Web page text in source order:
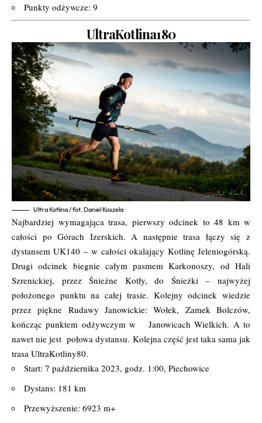
Punkty odżywcze: 9
UltraKotlina180
Ultra Kotlina / fot. Daniel Koszela
Najbardziej wymagająca trasa, pierwszy odcinek to 48 km w
całości po Górach Izerskich. A następnie trasa łączy się z
dystansem UK140 – w całości okalający Kotlinę Jeleniogórską.
Drugi odcinek biegnie całym pasmem Karkonoszy, od Hali
Szrenickiej, przez Śnieżne Kotły, do Śnieżki – najwyżej
położonego punktu na całej trasie. Kolejny odcinek wiedzie
przez piękne Rudawy Janowickie: Wołek, Zamek Bolczów,
kończąc punktem odżywczym w Janowicach Wielkich. A to
nawet nie jest połowa dystansu. Kolejna część jest taka sama jak
trasa UltraKotliny80.
Start: 7 października 2023, godz. 1:00, Piechowice
Dystans: 181 km
Przewyższenie: 6923 m+